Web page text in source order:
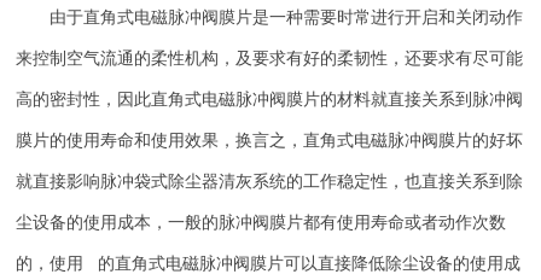
由于直角式电磁脉冲阀膜片是一种需要时常进行开启和关闭动作
来控制空气流通的柔性机构，及要求有好的柔韧性，还要求有尽可能
高的密封性，因此直角式电磁脉冲阀膜片的材料就直接关系到脉冲阀
膜片的使用寿命和使用效果，换言之，直角式电磁脉冲阀膜片的好坏
就直接影响脉冲袋式除尘器清灰系统的工作稳定性，也直接关系到除
尘设备的使用成本，一般的脉冲阀膜片都有使用寿命或者动作次数
的，使用 的直角式电磁脉冲阀膜片可以直接降低除尘设备的使用成